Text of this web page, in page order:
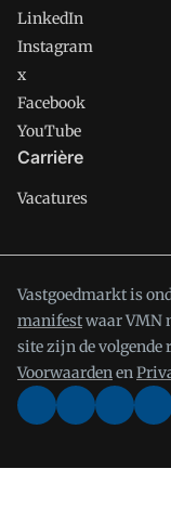
LinkedIn
Instagram
x
Facebook
YouTube
Carrière
Vacatures
Vastgoedmarkt is
manifestwaar VMN
site zijn de volgende
Voorwaardenen